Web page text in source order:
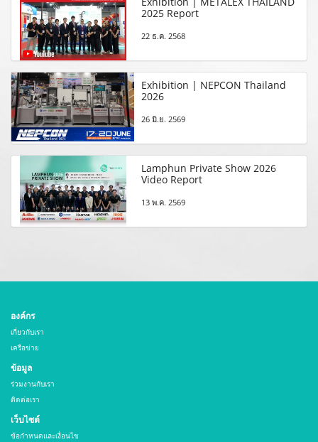
2025 Report
22 ธ.ค. 2568
Exhibition | NEPCON Thailand
2026
26 มิ.ย. 2569
Lamphun Private Show 2026
Video Report
13 พ.ค. 2569
องค์กร
เกี่ยวกับเรา
เครือข่าย
ข้อมูล
ร่วมงานกับเรา
ติดต่อเรา
เว็บไซต์
ข้อกำหนดและเงื่อนไข